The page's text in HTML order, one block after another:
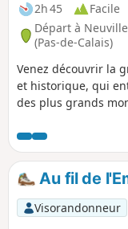
2h 45
Facile
Départ à
(Pas-de-Calais)
Venez découvrir la
et historique, qui
des plus grands
recette des Larmes-
traditionnellement
conclure votre
accueilli pour une
Neuville.Retrouvez
actualités sur le site
Au fil de
Visorandonneur